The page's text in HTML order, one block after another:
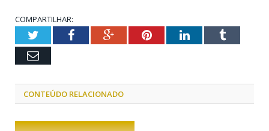
COMPARTILHAR:
TwitterFacebookGoogle+PinterestLinkedInTumblr
Email
CONTEÚDO RELACIONADO